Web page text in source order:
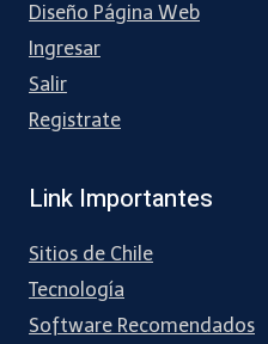
Diseño Página Web
Ingresar
Salir
Registrate
Link Importantes
Sitios de Chile
Tecnología
Software Recomendados